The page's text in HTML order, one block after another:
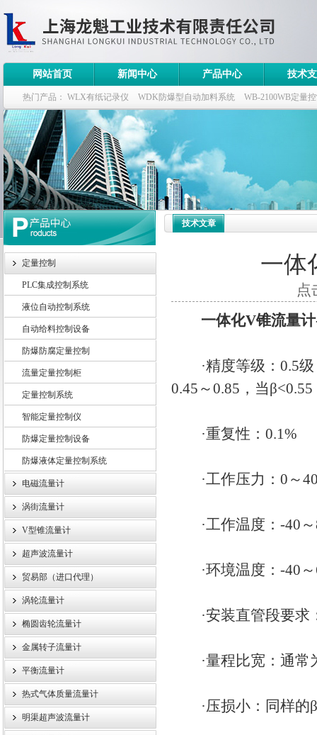
上海龙魁工业技术有限责任公司
网站首页 新闻中心 产品中心 技术
热门产品： WLX有纸记录仪 WDK防爆型自动加料系统 WB-2100WB定量
WDK流量定量控制柜 WB-2100定量装车控制仪
定量控制
PLC集成控制系统
液位自动控制系统
自动给料控制设备
防爆防腐定量控制
流量定量控制柜
定量控制系统
智能定量控制仪
防爆定量控制设备
防爆液体定量控制系统
电磁流量计
涡街流量计
V型锥流量计
超声波流量计
贸易部（进口代理）
涡轮流量计
椭圆齿轮流量计
金属转子流量计
平衡流量计
热式气体质量流量计
明渠超声波流量计
技术文章
一体
点
一体化V锥流量计
·精度等级：0.5级
0.45～0.85，当
·重复性：0.1%
·工作压力：0～
·工作温度：-40～
·环境温度：-40～
·安装直管段要求
·量程比宽：通常为
·压损小：同样的β